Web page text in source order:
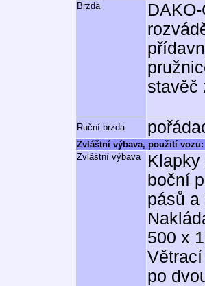
Brzda
stavěč
Ruční brzda
Zvláštní výbava, použití vozu:
Zvláštní výbava
Klapky
boční
pásů a
500 x
po